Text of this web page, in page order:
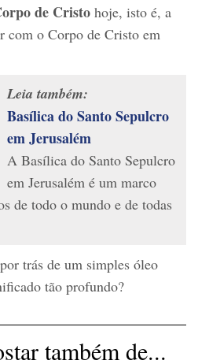
de Cristo hoje, isto é, a
com o Corpo de Cristo em
Leia também:
Basílica do Santo Sepulcro
em Jerusalém
A Basílica do Santo Sepulcro
em Jerusalém é um marco
de todo o mundo e de todas
trás de um simples óleo
tão profundo?
também de...